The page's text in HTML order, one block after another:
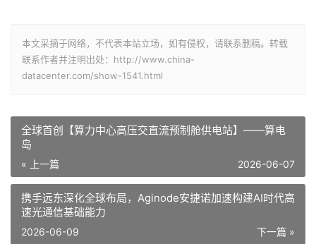
本文采摘于网络，不代表本站立场，如有侵权，请联系删稿。转载
联系作者并注明出处：http://www.china-
datacenter.com/show-1541.html
全球首创【算力中心高压交直流预制舱供电站】——算电
岛
« 上一篇 2026-06-07
携手远东深化全球布局，Aginode安捷诺加速构建AI时代高
速光通信基础能力
下一篇 »
2026-06-09